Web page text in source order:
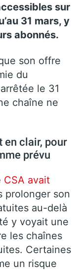
sur
31 mars, y
abonnés.
son offre
du
le 31
chaîne ne
en clair, pour
prévu
CSA avait
prolonger son
au-delà
y voyait une
les chaînes
Certaines
un risque